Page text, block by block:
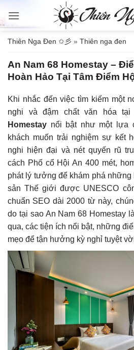
qua
dungThiên Nga Đen ✩彡 » Thiên nga đen
An Nam 68 Homestay –
Hoàn Hảo Tại Tâm Điểm
Khi nhắc đến việc tìm kiếm một
nghi và đậm chất văn hóa
Homestay nổi bật như một lựa
khách muốn trải nghiệm sự kết
nghi hiện đại và nét quyến rũ
cách Phố cổ Hội An 400 mét,
phát lý tưởng để khám phá những
sản Thế giới được UNESCO
chuẩn SEO dài 2000 từ này,
do tại sao An Nam 68 Homestay
qua, các tiện ích nổi bật, những
mẹo để tận hưởng kỳ nghỉ tuyệt